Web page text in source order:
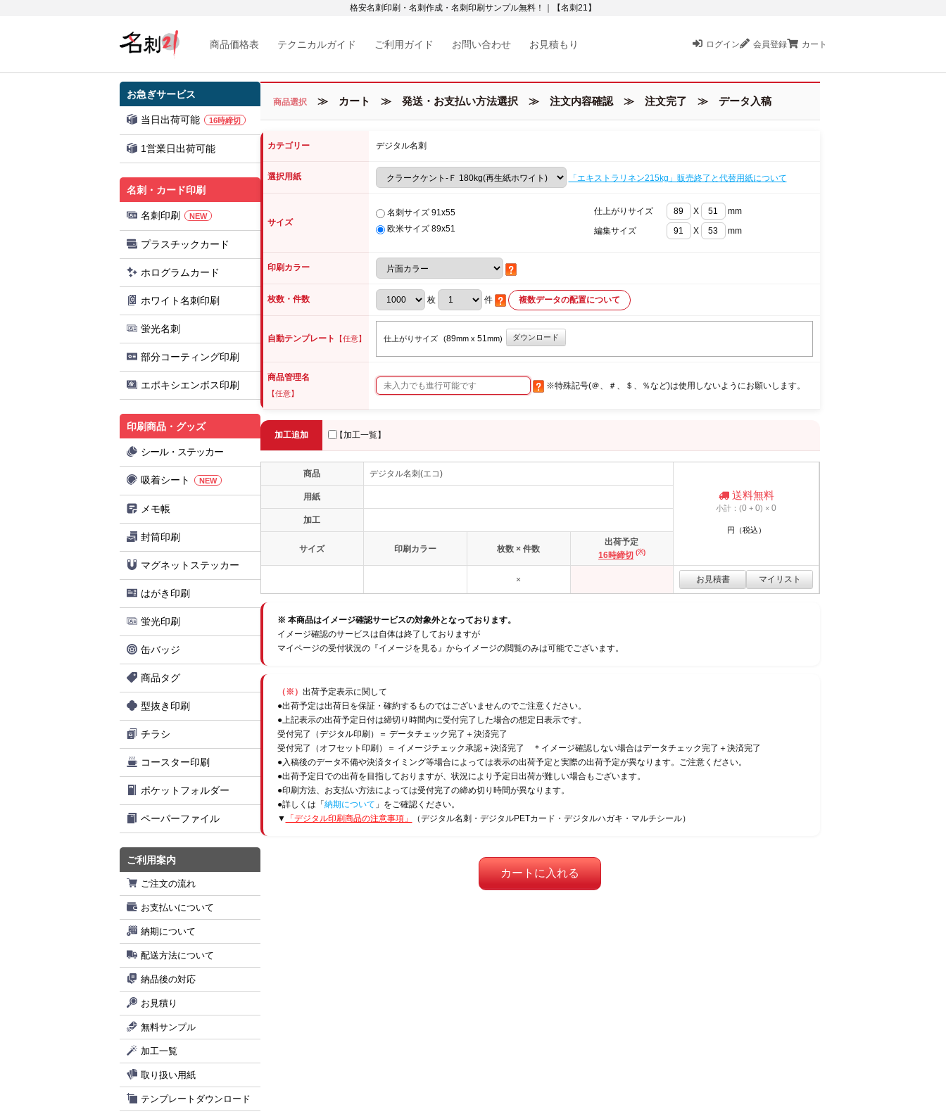
格安名刺印刷・名刺作成・名刺印刷サンプル無料！｜【名刺21】
商品価格表 テクニカルガイド ご利用ガイド お問い合わせ お見積もり ログイン 会員登録 カート
お急ぎサービス
当日出荷可能 16時締切
1営業日出荷可能
名刺・カード印刷
名刺印刷 NEW
プラスチックカード
ホログラムカード
ホワイト名刺印刷
蛍光名刺
部分コーティング印刷
エポキシエンボス印刷
印刷商品・グッズ
シール・ステッカー
吸着シート NEW
メモ帳
封筒印刷
マグネットステッカー
はがき印刷
蛍光印刷
缶バッジ
商品タグ
型抜き印刷
チラシ
コースター印刷
ポケットフォルダー
ペーパーファイル
ご利用案内
ご注文の流れ
お支払いについて
納期について
配送方法について
納品後の対応
お見積り
無料サンプル
加工一覧
取り扱い用紙
テンプレートダウンロード
商品選択≫ カート ≫ 発送・お支払い方法選択 ≫ 注文内容確認 ≫ 注文完了 ≫ データ入稿
カテゴリー デジタル名刺
選択用紙 「エキストラリネン215kg」販売終了と代替用紙について
サイズ
名刺サイズ 91x55
欧米サイズ 89x51
仕上がりサイズ X
mm
編集サイズ
X mm
印刷カラー
枚数・件数 枚 件 複数データの配置について
自動テンプレート 【任意】 仕上がりサイズ (89mm x 51mm) ダウンロード
商品管理名
【任意】
※特殊記号(＠、＃、＄、％など)は使用しないようにお願いします。
加工追加 【加工一覧】
商品 デジタル名刺(エコ)
用紙
加工
サイズ 印刷カラー 枚数 × 件数
出荷予定
16時締切 (※)
×
送料無料
小計：(0 +0) ×0
円（税込）
※ 本商品はイメージ確認サービスの対象外となっております。
イメージ確認のサービスは自体は終了しておりますが
マイページの受付状況の『イメージを見る』からイメージの閲覧のみは可能でございます。
（※） 出荷予定表示に関して
●出荷予定は出荷日を保証・確約するものではございませんのでご注意ください。
●上記表示の出荷予定日付は締切り時間内に受付完了した場合の想定日表示です。
受付完了（デジタル印刷）＝ データチェック完了＋決済完了
受付完了（オフセット印刷）＝ イメージチェック承認＋決済完了 ＊イメージ確認しない場合はデータチェック完了＋決済完了
●入稿後のデータ不備や決済タイミング等場合によっては表示の出荷予定と実際の出荷予定が異なります。ご注意ください。
●出荷予定日での出荷を目指しておりますが、状況により予定日出荷が難しい場合もございます。
●印刷方法、お支払い方法によっては受付完了の締め切り時間が異なります。
●詳しくは「 納期について 」をご確認ください。
▼
「デジタル印刷商品の注意事項」 （デジタル名刺・デジタルPETカード・デジタルハガキ・マルチシール）